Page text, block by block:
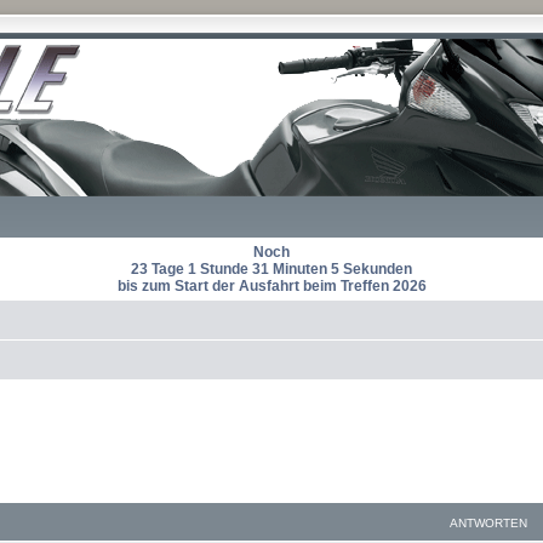
Noch
23 Tage 1 Stunde 31 Minuten 4 Sekunden
bis zum Start der Ausfahrt beim Treffen 2026
ANTWORTEN